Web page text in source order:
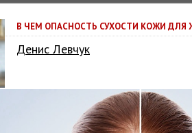
В ЧЕМ ОПАСНОСТЬ СУХОСТИ КОЖИ
Денис Левчук